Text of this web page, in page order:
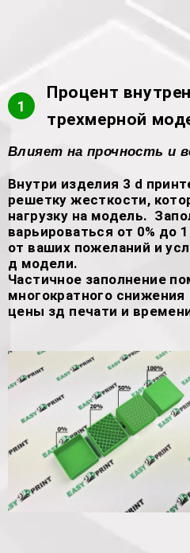
1
Процент
трехмерной
Влияет на прочность и
Внутри изделия 3 d
решетку жесткости,
нагрузку на модель.
варьироваться от 0% до
от ваших пожеланий и
д модели.
Частичное заполнение
многократного снижения
цены зд печати и